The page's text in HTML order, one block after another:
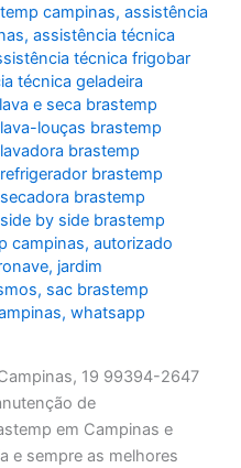
campinas,assistência
,assistência técnica
técnica frigobar
técnica geladeira
e seca brastemp
louças brastemp
brastemp
brastemp
brastemp
by side brastemp
campinas,autorizado
, jardim
, sac brastemp
,whatsapp
19 99394-2647
de
em Campinas e
e sempre as melhores